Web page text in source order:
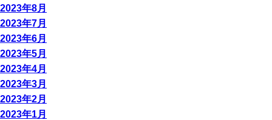
2023年8月
2023年7月
2023年6月
2023年5月
2023年4月
2023年3月
2023年2月
2023年1月